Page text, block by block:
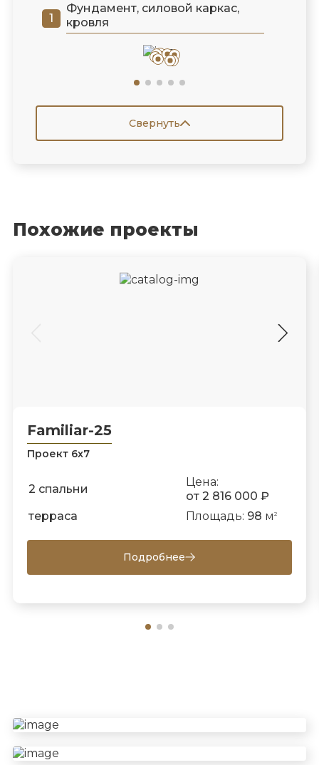
Фундамент, силовой каркас,
кровля
Свернуть
Похожие проекты
Familiar-25
Проект 6х7
2 спальни
Цена:
от 2 816 000 ₽
терраса
Площадь: 98 м 2
Подробнее